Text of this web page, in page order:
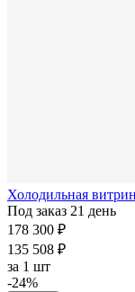
Холодильная
Под заказ 21 день
178 300 ₽
135 508 ₽
за 1 шт
-24%